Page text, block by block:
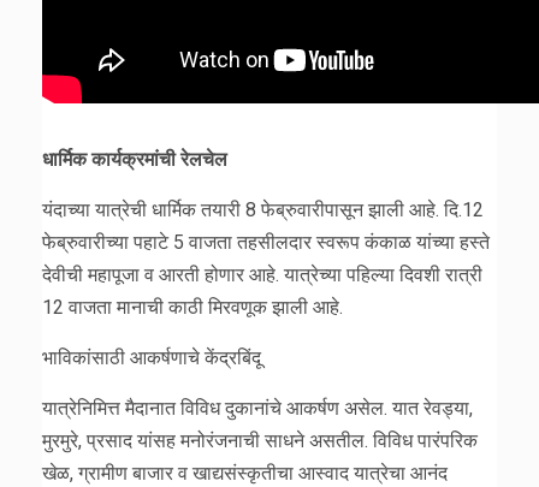
धार्मिक कार्यक्रमांची रेलचेल
यंदाच्या यात्रेची धार्मिक तयारी 8 फेब्रुवारीपासून झाली आहे. दि.12
फेब्रुवारीच्या पहाटे 5 वाजता तहसीलदार स्वरूप कंकाळ यांच्या हस्ते
देवीची महापूजा व आरती होणार आहे. यात्रेच्या पहिल्या दिवशी रात्री
12 वाजता मानाची काठी मिरवणूक झाली आहे.
भाविकांसाठी आकर्षणाचे केंद्रबिंदू
यात्रेनिमित्त मैदानात विविध दुकानांचे आकर्षण असेल. यात रेवड्या,
मुरमुरे, प्रसाद यांसह मनोरंजनाची साधने असतील. विविध पारंपरिक
खेळ, ग्रामीण बाजार व खाद्यसंस्कृतीचा आस्वाद यात्रेचा आनंद